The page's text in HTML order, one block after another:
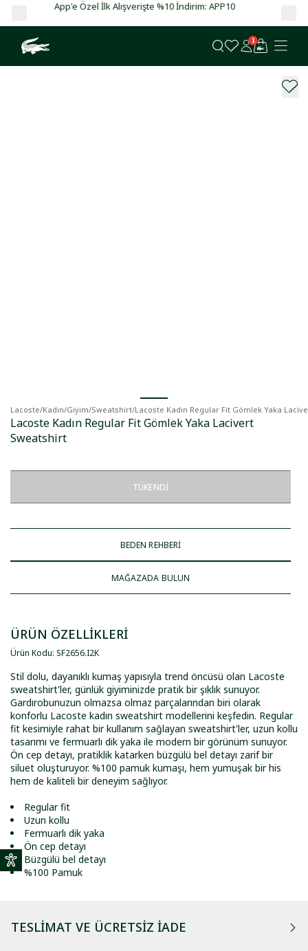
Garanti BBVA ve Bonus kartlarda vade farksız 4 taksit!
1
Lacoste/Kadın/Giyim/Sweatshirt/Lacoste Kadın Regular Fit Gömlek Yaka
Lacoste Kadın Regular Fit Gömlek Yaka Lacivert
Sweatshirt
TÜKENDI
BEDEN REHBERİ
MAĞAZADA BULUN
ÜRÜN ÖZELLİKLERİ
Ürün Kodu: SF2656.I2K
Stil dolu, dayanıklı kumaş yapısıyla trend öncüsü olan Lacoste
sweatshirt'ler, günlük giyiminizde pratik bir şıklık sunuyor.
Gardırobunuzun olmazsa olmaz parçalarından biri olarak
konforlu Lacoste kadın sweatshirt modellerini keşfedin. Regular
fit kesimiyle rahat bir kullanım sağlayan sweatshirt'ler, uzun kollu
tasarımı ve fermuarlı dik yaka ile modern bir görünüm sunuyor.
Ön cep detayı, pratiklik katarken büzgülü bel detayı zarif bir
siluet oluşturuyor. %100 pamuk kumaşı, hem yumuşak bir his
hem de kaliteli bir deneyim sağlıyor.
Regular fit
Uzun kollu
Fermuarlı dik yaka
Ön cep detayı
Büzgülü bel detayı
%100 Pamuk
TESLIMAT VE ÜCRETSIZ İADE